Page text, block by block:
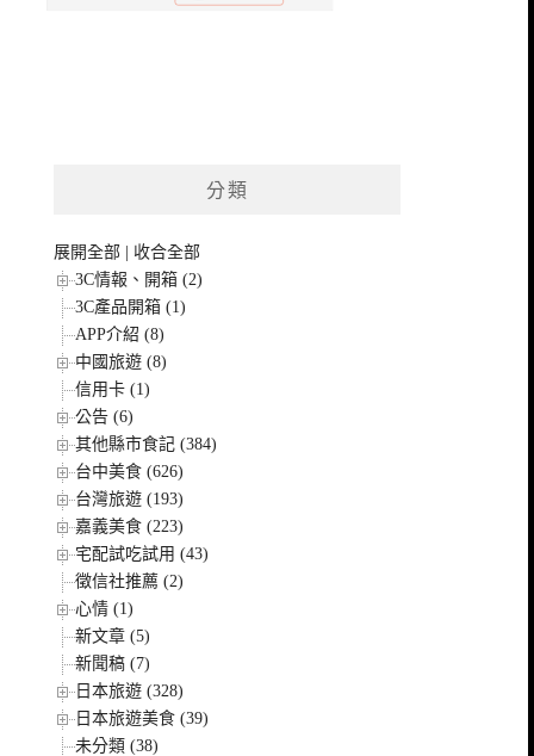
分類
展開全部
收合全部
3C情報、開箱 (2)
3C產品開箱 (1)
APP介紹 (8)
中國旅遊 (8)
信用卡 (1)
公告 (6)
其他縣市食記 (384)
台中美食 (626)
台灣旅遊 (193)
嘉義美食 (223)
宅配試吃試用 (43)
徵信社推薦 (2)
心情 (1)
新文章 (5)
新聞稿 (7)
日本旅遊 (328)
日本旅遊美食 (39)
未分類 (38)